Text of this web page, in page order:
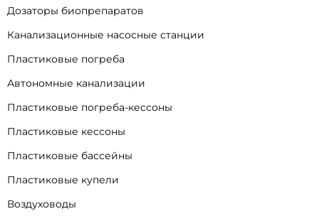
Дозаторы биопрепаратов
Канализационные насосные станции
Пластиковые погреба
Автономные канализации
Пластиковые погреба-кессоны
Пластиковые кессоны
Пластиковые бассейны
Пластиковые купели
Воздуховоды